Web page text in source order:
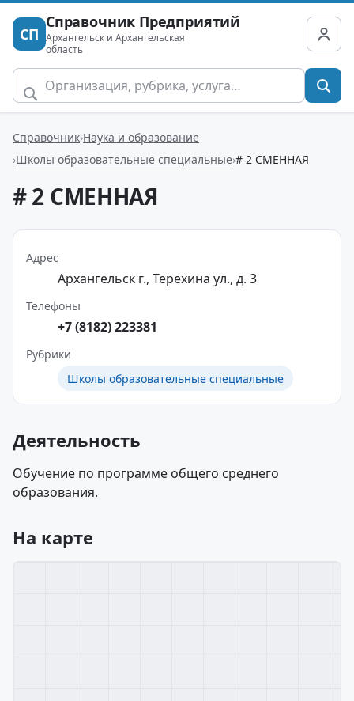
СП
Справочник Предприятий
Архангельск и Архангельская
область
Справочник Наука и образование
Школы образовательные специальные # 2 СМЕННАЯ
# 2 СМЕННАЯ
Адрес
Архангельск г., Терехина ул., д. 3
Телефоны
+7 (8182) 223381
Рубрики
Школы образовательные специальные
Деятельность
Обучение по программе общего среднего
образования.
На карте